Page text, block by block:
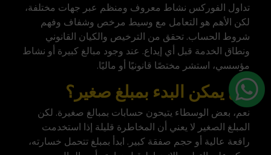
تداول الفوركس نشاط معروف ومنظم عبر جهات مختلفة،
لكن الأهم هو التعامل مع وسيط مرخص وشفاف وفهم
شروط الحساب. تحقق من الترخيص والكيان القانوني
ونطاق الخدمة قبل أي إيداع. عند وجود مبالغ كبيرة أو نشاط
مؤسسي، استشر مختصًا قانونيًا أو ماليًا.
هل يمكن البدء بمبلغ صغير؟
نعم، بعض الوسطاء يتيحون حسابات بمبالغ صغيرة. لكن
المبلغ الصغير لا يعني أن المخاطرة قليلة إذا استخدمت
رافعة عالية أو حجم صفقة كبير. ابدأ بمبلغ تتحمل خسارته،